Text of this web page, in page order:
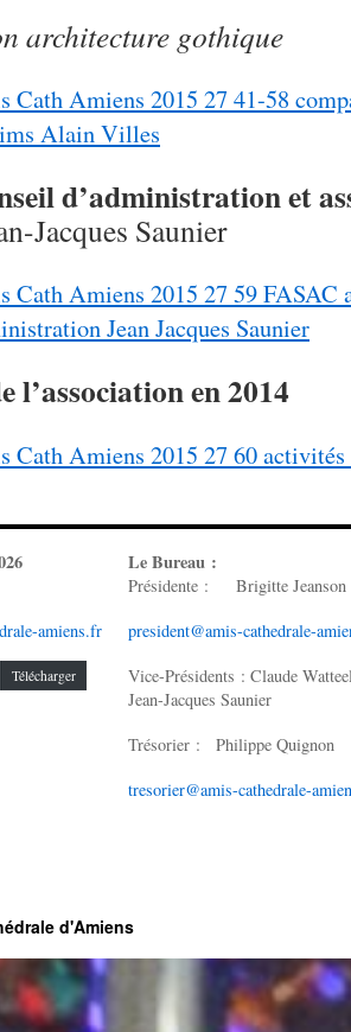
architecture gothique
Amiens 2015 27 41-58
Alain Villes
d’administration et
Jacques Saunier
Amiens 2015 27 59 FASAC
Jean Jacques Saunier
l’association en 2014
Cath Amiens 2015 27 60 activités
amiens.fr
Télécharger
Le Bureau :
Présidente : Brigitte Jeanson
president@amis-cathedrale-
Vice-Présidents : Claude
Jean-Jacques Saunier
Trésorier : Philippe Quignon
tresorier@amis-cathedrale-
d'Amiens